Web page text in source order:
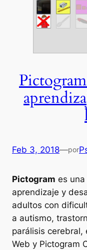
Feb 3, 2018—por
Pictogram es
aprendizaje y
adultos con
a autismo,
parálisis cerebral,
Web y Pictogram